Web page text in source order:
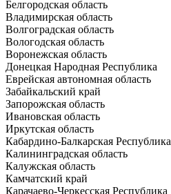
Белгородская область
Владимирская область
Волгоградская область
Вологодская область
Воронежская область
Донецкая Народная Республика
Еврейская автономная область
Забайкальский край
Запорожская область
Ивановская область
Иркутская область
Кабардино-Балкарская Республика
Калининградская область
Калужская область
Камчатский край
Карачаево-Черкесская Республика